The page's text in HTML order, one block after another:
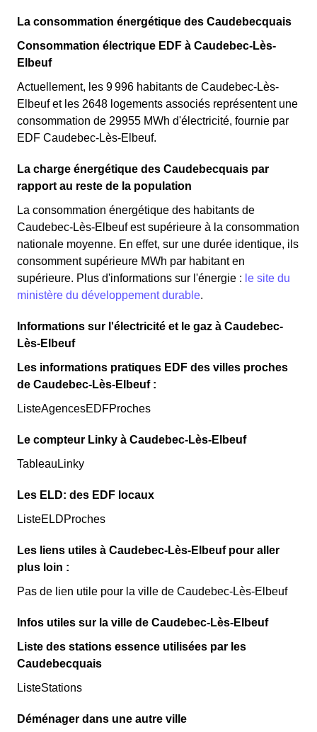
La consommation énergétique des Caudebecquais
Consommation électrique EDF à Caudebec-Lès-
Elbeuf
Actuellement, les 9 996 habitants de Caudebec-Lès-
Elbeuf et les 2648 logements associés représentent une
consommation de 29955 MWh d'électricité, fournie par
EDF Caudebec-Lès-Elbeuf.
La charge énergétique des Caudebecquais par
rapport au reste de la population
La consommation énergétique des habitants de
Caudebec-Lès-Elbeuf est supérieure à la consommation
nationale moyenne. En effet, sur une durée identique, ils
consomment supérieure MWh par habitant en
supérieure. Plus d'informations sur l'énergie : le site du
ministère du développement durable.
Informations sur l'électricité et le gaz à Caudebec-
Lès-Elbeuf
Les informations pratiques EDF des villes proches
de Caudebec-Lès-Elbeuf :
ListeAgencesEDFProches
Le compteur Linky à Caudebec-Lès-Elbeuf
TableauLinky
Les ELD: des EDF locaux
ListeELDProches
Les liens utiles à Caudebec-Lès-Elbeuf pour aller
plus loin :
Pas de lien utile pour la ville de Caudebec-Lès-Elbeuf
Infos utiles sur la ville de Caudebec-Lès-Elbeuf
Liste des stations essence utilisées par les
Caudebecquais
ListeStations
Déménager dans une autre ville